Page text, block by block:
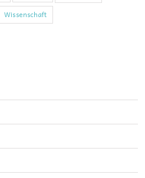
Wissenschaft